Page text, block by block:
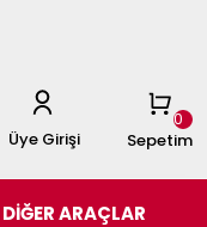
Sepetim
0
Üye Girişi
DİĞER ARAÇLAR